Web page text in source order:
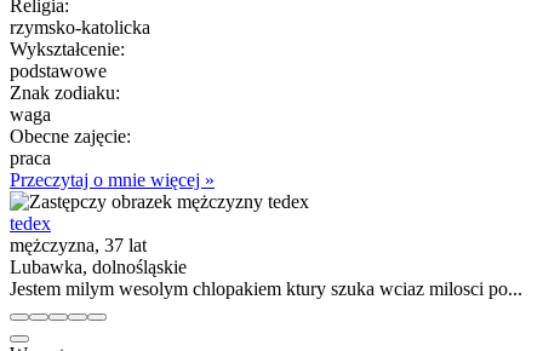
Religia:
rzymsko-katolicka
Wykształcenie:
podstawowe
Znak zodiaku:
waga
Obecne zajęcie:
praca
Przeczytaj o mnie więcej »
tedex
mężczyzna, 37 lat
Lubawka, dolnośląskie
Jestem milym wesolym chlopakiem ktury szuka wciaz milosci po...